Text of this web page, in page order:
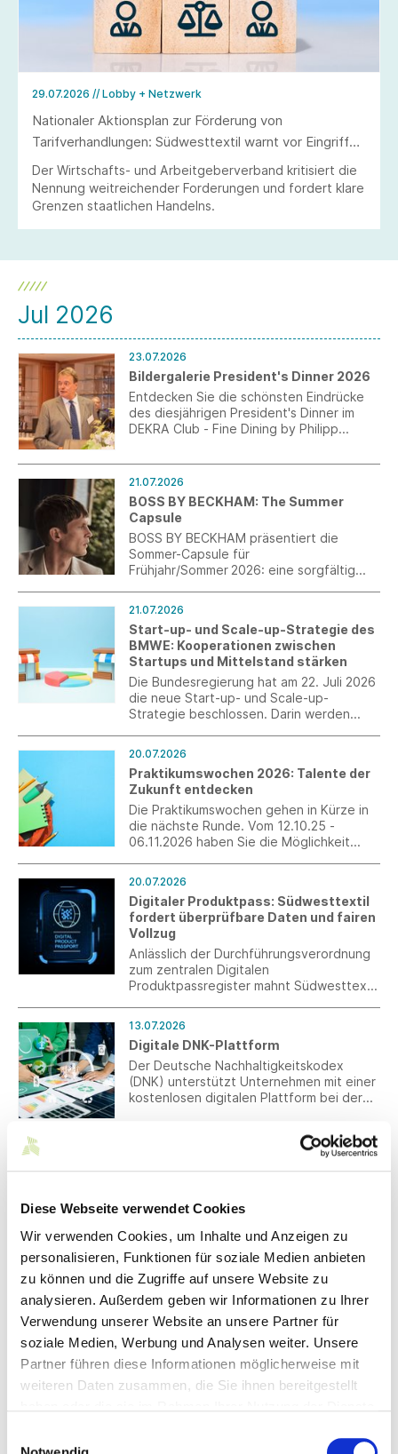
Diese Webseite verwendet Cookies
Wir verwenden Cookies, um Inhalte und Anzeigen zu
personalisieren, Funktionen für soziale Medien anbieten
zu können und die Zugriffe auf unsere Website zu
analysieren. Außerdem geben wir Informationen zu Ihrer
Verwendung unserer Website an unsere Partner für
soziale Medien, Werbung und Analysen weiter. Unsere
Partner führen diese Informationen möglicherweise mit
weiteren Daten zusammen, die Sie ihnen bereitgestellt
29.07.2026 // Lobby + Netzwerk
Nationaler Aktionsplan zur Förderung von
Tarifverhandlungen: Südwesttextil warnt vor Eingriffen
in Tarifautonomie und Koalitionsfreiheit
Der Wirtschafts- und Arbeitgeberverband kritisiert die
Nennung weitreichender Forderungen und fordert klare
Grenzen staatlichen Handelns.
Jul 2026
23.07.2026
Bildergalerie President's Dinner 2026
Entdecken Sie die schönsten Eindrücke
des diesjährigen President's Dinner im
DEKRA Club - Fine Dining by Philipp
21.07.2026
BOSS BY BECKHAM: The Summer
Capsule
BOSS BY BECKHAM präsentiert die
Sommer-Capsule für
Frühjahr/Sommer 2026: eine sorgfältig
21.07.2026
Start-up- und Scale-up-Strategie des
BMWE: Kooperationen zwischen
Startups und Mittelstand stärken
Die Bundesregierung hat am 22. Juli 2026
die neue Start-up- und Scale-up-
Strategie beschlossen. Darin werden
zwischen Startups und Mittelstand
aufgegriffen.
20.07.2026
Praktikumswochen 2026: Talente der
Zukunft entdecken
Die Praktikumswochen gehen in Kürze in
die nächste Runde. Vom 12.10.25 -
06.11.2026 haben Sie die Möglichkeit
Fachkräfte von morgen zu gewinnen.
Erleben Sie die Jugendlichen persönlich
und verzahnen Sie die Berufswelt mit der
Schulwelt.
20.07.2026
Digitaler Produktpass: Südwesttextil
fordert überprüfbare Daten und fairen
Vollzug
Anlässlich der Durchführungsverordnung
zum zentralen Digitalen
Produktpassregister mahnt Südwesttextil
wirksamer Marktüberwachung kann ein
fairer Wettbewerb sichergestellt werden.
13.07.2026
Digitale DNK-Plattform
Der Deutsche Nachhaltigkeitskodex
(DNK) unterstützt Unternehmen mit einer
kostenlosen digitalen Plattform bei der
CG – CLUB of GENTS und VM by Vera
Kampagne für Frühjahr/Sommer 2027
bringen VM by Vera Mont und CG – CLUB
of GENTS Anlassmode für die junge
Generation auf den Punkt. Im Fokus
stehen kuratierte Abschlussball-Looks als
perfekt abgestimmte Couple-Outfits.
13.07.2026
OLYMP: Neues Label-Konzept sorgt für
ein konsistentes Markenerlebnis
Als folgerichtigen Schritt hat OLYMP zum
Herbst 2026 das visuelle Erscheinungsbild
seiner Hemden, Pullover, Polos, T-Shirts
Das neue Label-Konzept schafft über das
einheitlichen Markenauftritt und sorgt für